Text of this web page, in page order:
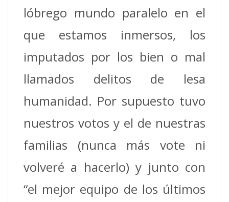
lóbrego mundo paralelo en el
que estamos inmersos, los
imputados por los bien o mal
llamados delitos de lesa
humanidad. Por supuesto tuvo
nuestros votos y el de nuestras
familias (nunca más vote ni
volveré a hacerlo) y junto con
“el mejor equipo de los últimos